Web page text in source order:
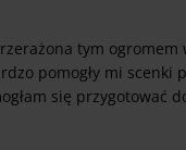
tym ogromem
pomogły mi scenki
się przygotować